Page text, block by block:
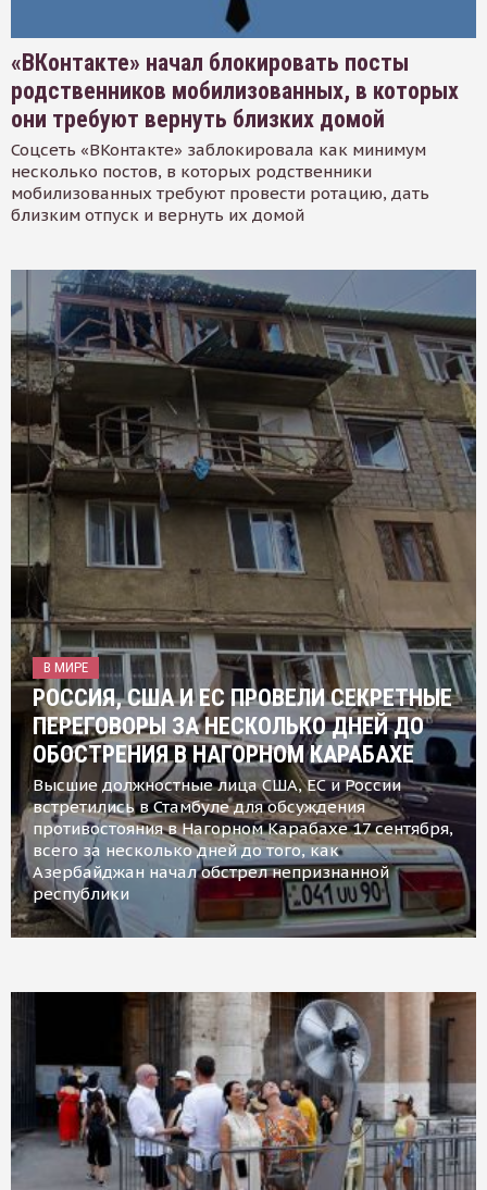
«ВКонтакте» начал блокировать посты
родственников мобилизованных, в которых
они требуют вернуть близких домой
Соцсеть «ВКонтакте» заблокировала как минимум
несколько постов, в которых родственники
мобилизованных требуют провести ротацию, дать
близким отпуск и вернуть их домой
В МИРЕ
РОССИЯ, США И ЕС ПРОВЕЛИ СЕКРЕТНЫЕ
ПЕРЕГОВОРЫ ЗА НЕСКОЛЬКО ДНЕЙ ДО
ОБОСТРЕНИЯ В НАГОРНОМ КАРАБАХЕ
Высшие должностные лица США, ЕС и России
встретились в Стамбуле для обсуждения
противостояния в Нагорном Карабахе 17 сентября,
всего за несколько дней до того, как
Азербайджан начал обстрел непризнанной
республики